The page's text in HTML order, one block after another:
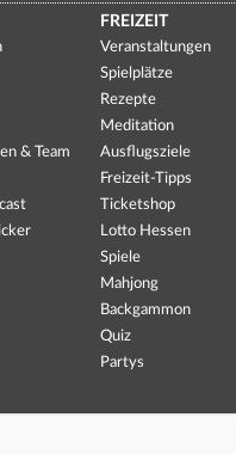
& Team
FREIZEIT
Veranstaltungen
Spielplätze
Rezepte
Meditation
Ausflugsziele
Freizeit-Tipps
Ticketshop
Lotto Hessen
Spiele
Mahjong
Backgammon
Quiz
Partys